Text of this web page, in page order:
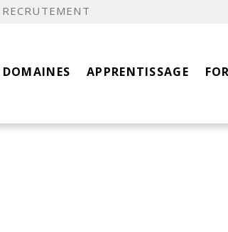
RECRUTEMENT
APPRENTISSAGE